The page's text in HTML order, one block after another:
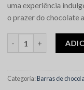
uma experiência
o prazer do chocolate
Categoria:Barras de